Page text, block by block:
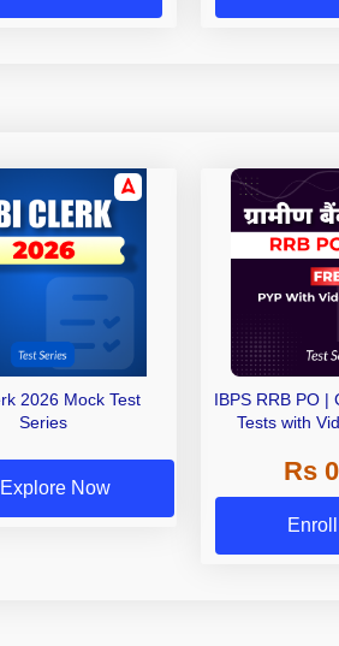
2026 Mock Test
Series
Explore Now
IBPS RRB PO |
Tests with
Rs